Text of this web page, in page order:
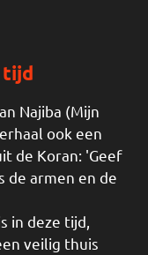
tijd
Najiba (Mijn
ook een
de Koran: 'Geef
de armen en de
in deze tijd,
veilig thuis